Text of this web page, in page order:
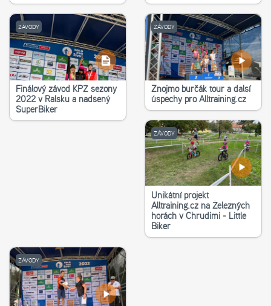
ZÁVODY
Finálový závod KPŽ sezony
2022 v Ralsku a nadšený
SuperBiker
ZÁVODY
Znojmo burčák tour a další
úspěchy pro Alltraining.cz
ZÁVODY
Unikátní projekt
Alltraining.cz na Železných
horách v Chrudimi - Little
Biker
ZÁVODY